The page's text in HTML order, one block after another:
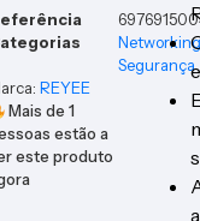
Networking
Segurança
REYEE
Mais de1
estão a
este produto